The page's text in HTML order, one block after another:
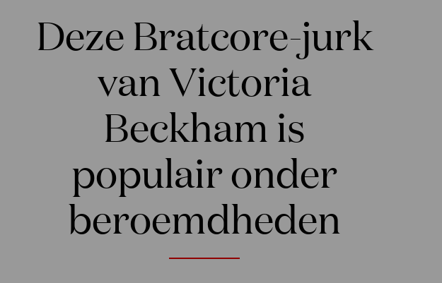
Deze Bratcore-jurk
van Victoria
Beckham is
populair onder
beroemdheden